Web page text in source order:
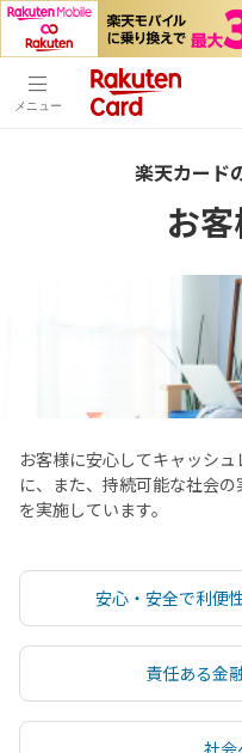
メニュー
楽天カード
お
お客様に安心してキャッシ
に、また、持続可能な社会
を実施しています。
安心・安全で利便
責任ある金
社会